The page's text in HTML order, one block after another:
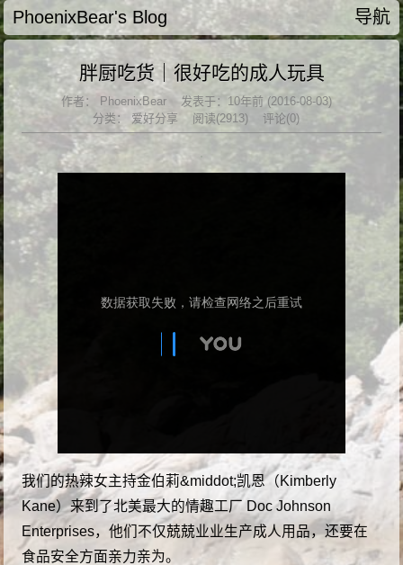
PhoenixBear's Blog 导航
胖厨吃货｜很好吃的成人玩具
作者： PhoenixBear
发表于：10年前 (2016-08-03)
分类：
爱好分享 阅读(2913) 评论(0)
我们的热辣女主持金伯莉&middot;凯恩（Kimberly
Kane）来到了北美最大的情趣工厂 Doc Johnson
Enterprises，他们不仅兢兢业业生产成人用品，还要在
食品安全方面亲力亲为。